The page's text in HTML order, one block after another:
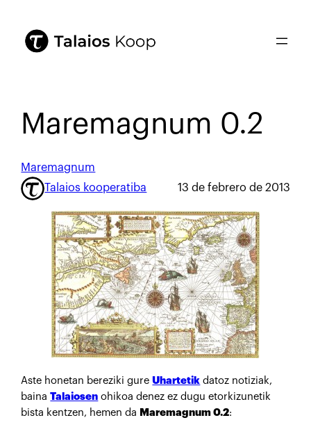
Maremagnum 0.2
Maremagnum
Talaios kooperatiba
13 de febrero de 2013
Aste honetan bereziki gureUhartetik datoz notiziak,
bainaTalaiosen ohikoa denez ez dugu etorkizunetik
bista kentzen, hemen da Maremagnum 0.2: